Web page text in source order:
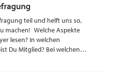
teil und helft uns so,
machen! Welche Aspekte
lesen? In welchen
Du Mitglied? Bei welchen…